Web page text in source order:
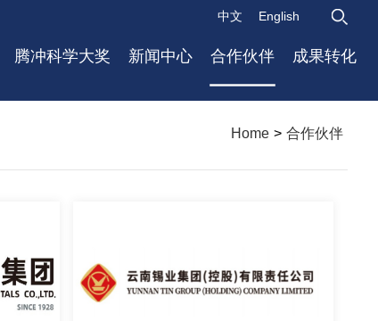
English
中文
腾冲科学大奖 新闻中心 合作伙伴 成果转化
Home > 合作伙伴